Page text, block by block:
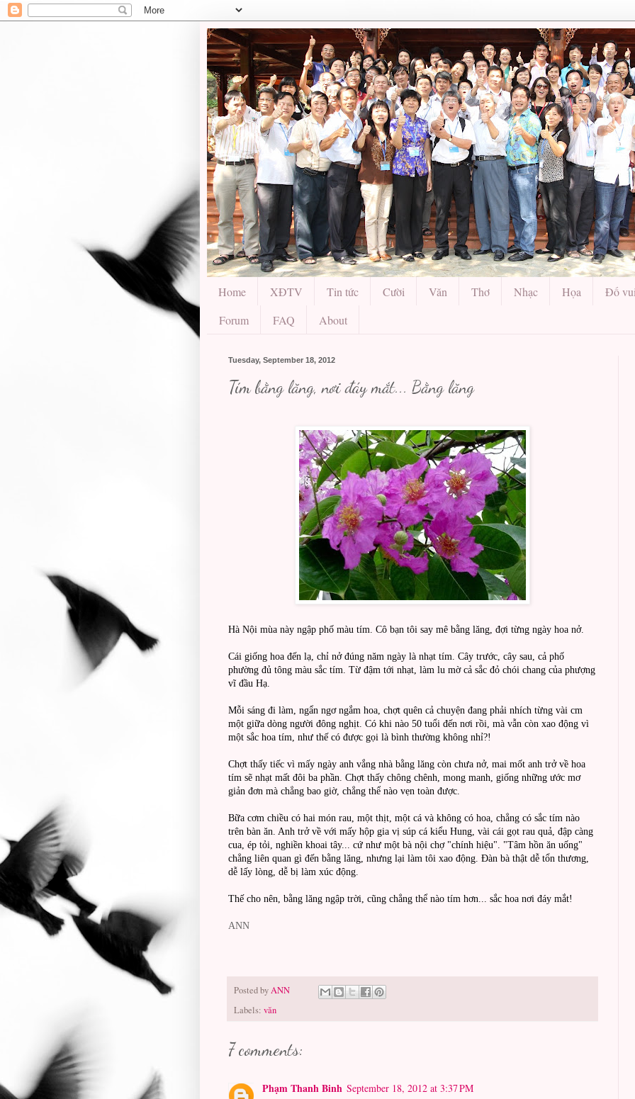
Home XĐTV Tin tức Cười Văn Thơ Nhạc Họa Đố vui
Forum
FAQ About
Tuesday, September 18, 2012
Tím bằng lăng, nơi đáy mắt... Bằng lăng
Hà Nội mùa này ngập phố màu tím. Cô bạn tôi say mê bằng lăng, đợi từng ngày hoa nở.
Cái giống hoa đến lạ, chỉ nở đúng năm ngày là nhạt tím. Cây trước, cây sau, cả phố
phường đủ tông màu sắc tím. Từ đậm tới nhạt, làm lu mờ cả sắc đỏ chói chang của phượng
vĩ đầu Hạ.
Mỗi sáng đi làm, ngẩn ngơ ngắm hoa, chợt quên cả chuyện đang phải nhích từng vài cm
một giữa dòng người đông nghịt. Có khi nào 50 tuổi đến nơi rồi, mà vẫn còn xao động vì
một sắc hoa tím, như thế có được gọi là bình thường không nhỉ?!
Chợt thấy tiếc vì mấy ngày anh vắng nhà bằng lăng còn chưa nở, mai mốt anh trở về hoa
tím sẽ nhạt mất đôi ba phần. Chợt thấy chông chênh, mong manh, giống những ước mơ
giản đơn mà chẳng bao giờ, chẳng thể nào vẹn toàn được.
Bữa cơm chiều có hai món rau, một thịt, một cá và không có hoa, chẳng có sắc tím nào
trên bàn ăn. Anh trở về với mấy hộp gia vị súp cá kiểu Hung, vài cái gọt rau quả, đập càng
cua, ép tỏi, nghiền khoai tây... cứ như một bà nội chợ "chính hiệu". "Tâm hồn ăn uống"
chẳng liên quan gì đến bằng lăng, nhưng lại làm tôi xao động. Đàn bà thật dễ tổn thương,
dễ lấy lòng, dễ bị làm xúc động.
Thế cho nên, bằng lăng ngập trời, cũng chẳng thể nào tím hơn... sắc hoa nơi đáy mắt!
ANN
Posted byANN
Labels: văn
7 comments:
Phạm Thanh Binh September 18, 2012 at 3:37 PM